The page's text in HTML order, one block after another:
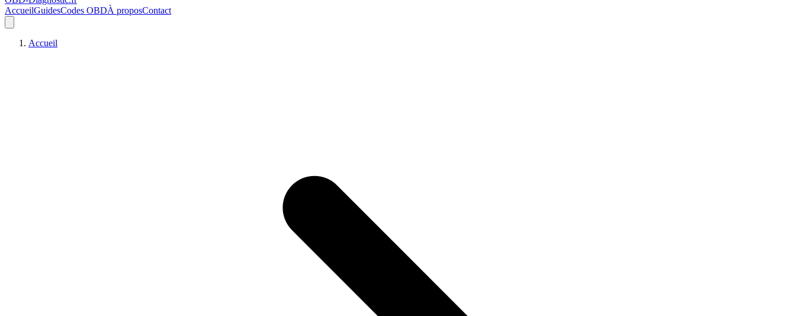
AccueilGuidesCodes OBDÀ proposContact
Accueil